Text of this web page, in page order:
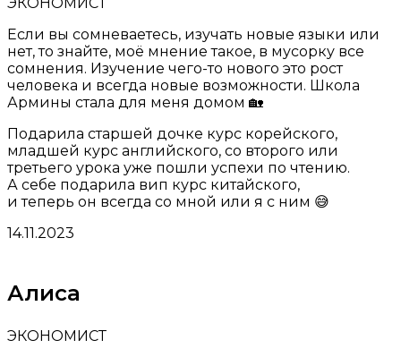
Если вы сомневаетесь, изучать новые языки или
нет, то знайте, моё мнение такое, в мусорку все
сомнения. Изучение чего-то нового это рост
человека и всегда новые возможности. Школа
Армины стала для меня домом 🏡
Подарила старшей дочке курс корейского,
младшей курс английского, со второго или
третьего урока уже пошли успехи по чтению.
А себе подарила вип курс китайского,
и теперь он всегда со мной или я с ним 😅
14.11.2023
Алиса
ЭКОНОМИСТ